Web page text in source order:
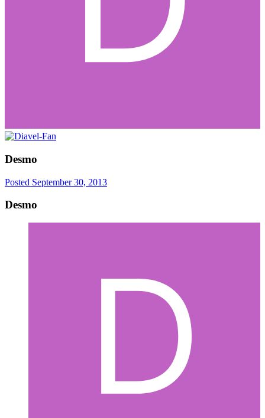
Desmo
Posted September 30, 2013
Desmo